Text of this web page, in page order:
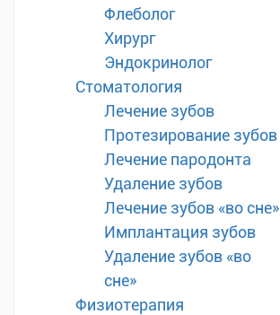
Флеболог
Хирург
Эндокринолог
Стоматология
Лечение зубов
Протезирование зубов
Лечение пародонта
Удаление зубов
Лечение зубов «во сне»
Имплантация зубов
Удаление зубов «во
сне»
Физиотерапия